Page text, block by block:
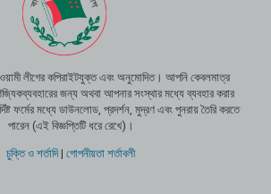
লীগের কপিরাইটযুক্ত এবং অনুমোদিত। আপনি কেবলমাত্র
জন্য অথবা আপনার সংস্থার মধ্যে ব্যবহার করার
ফর্মের মধ্যে ডাউনলোড, প্রদর্শন, মুদ্রণ এবং পুনরায় তৈরি করতে
পারেন (এই বিজ্ঞপ্তিটি ধরে রেখে)।
চুক্তি ও শর্তাদি| গোপনীয়তা শর্তাবলী